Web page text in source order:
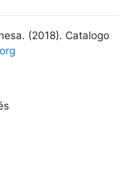
(2018). Catalogo